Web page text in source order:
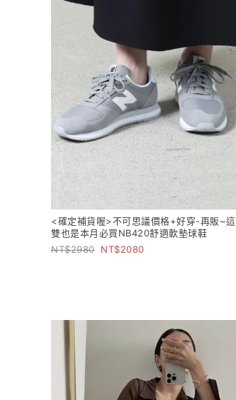
<確定補貨喔>不可思議價格+好穿-再販~這
雙也是本月必買NB420舒適軟墊球鞋
2980
2080